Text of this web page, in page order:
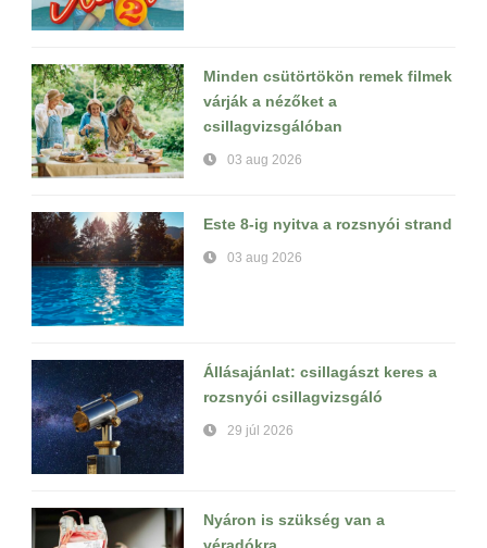
Minden csütörtökön remek filmek
várják a nézőket a
csillagvizsgálóban
03 aug 2026
Este 8-ig nyitva a rozsnyói strand
03 aug 2026
Állásajánlat: csillagászt keres a
rozsnyói csillagvizsgáló
29 júl 2026
Nyáron is szükség van a
véradókra